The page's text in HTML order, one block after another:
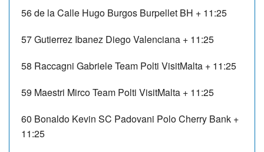
56de la Calle Hugo Burgos Burpellet BH + 11:25
57Gutierrez Ibanez DiegoValenciana + 11:25
58 Raccagni GabrieleTeam Polti VisitMalta + 11:25
59 Maestri MircoTeam Polti VisitMalta + 11:25
60 Bonaldo Kevin SC Padovani Polo Cherry Bank +
11:25